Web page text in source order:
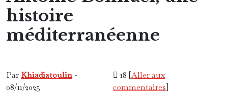
histoire
méditerranéenne
Portrait
Par Khiadiatoulin -
08/11/2025
18 [Aller aux
commentaires]